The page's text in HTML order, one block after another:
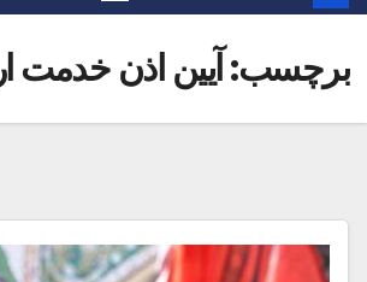
برچسب: آیین اذن خدمت